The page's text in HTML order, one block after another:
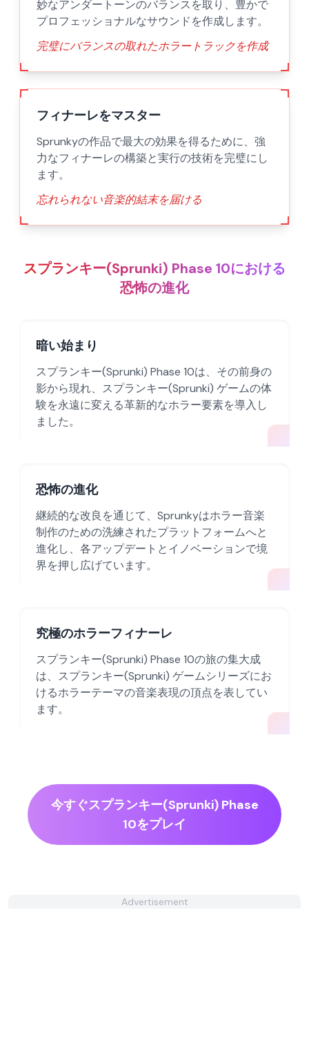
妙なアンダートーンのバランスを取り、豊かで
プロフェッショナルなサウンドを作成します。
完璧にバランスの取れたホラートラックを作成
フィナーレをマスター
Sprunkyの作品で最大の効果を得るために、強
力なフィナーレの構築と実行の技術を完璧にし
ます。
忘れられない音楽的結末を届ける
スプランキー(Sprunki) Phase 10における
恐怖の進化
暗い始まり
スプランキー(Sprunki) Phase 10は、その前身の
影から現れ、スプランキー(Sprunki) ゲームの体
験を永遠に変える革新的なホラー要素を導入し
ました。
恐怖の進化
継続的な改良を通じて、Sprunkyはホラー音楽
制作のための洗練されたプラットフォームへと
進化し、各アップデートとイノベーションで境
界を押し広げています。
究極のホラーフィナーレ
スプランキー(Sprunki) Phase 10の旅の集大成
は、スプランキー(Sprunki) ゲームシリーズにお
けるホラーテーマの音楽表現の頂点を表してい
ます。
今すぐスプランキー(Sprunki) Phase
10をプレイ
Advertisement